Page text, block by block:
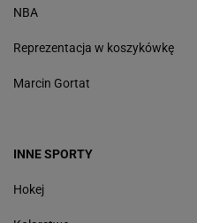
NBA
Reprezentacja w koszykówkę
Marcin Gortat
INNE SPORTY
Hokej